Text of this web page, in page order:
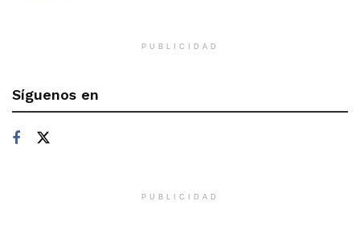
PUBLICIDAD
Síguenos en
PUBLICIDAD